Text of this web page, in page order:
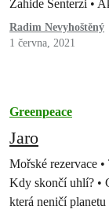
Zahide Senterzi •
Radim Nevyhoštěný
1 června, 2021
Greenpeace
Jaro
Mořské rezervace
Kdy skončí uhlí? •
která neničí